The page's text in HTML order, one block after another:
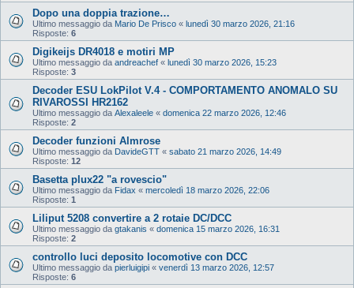
Dopo una doppia trazione…
Ultimo messaggio da Mario De Prisco « lunedì 30 marzo 2026, 21:16
Risposte: 6
Digikeijs DR4018 e motiri MP
Ultimo messaggio da andreachef « lunedì 30 marzo 2026, 15:23
Risposte: 3
Decoder ESU LokPilot V.4 - COMPORTAMENTO ANOMALO SU
RIVAROSSI HR2162
Ultimo messaggio da Alexaleele « domenica 22 marzo 2026, 12:46
Risposte: 2
Decoder funzioni Almrose
Ultimo messaggio da DavideGTT « sabato 21 marzo 2026, 14:49
Risposte: 12
Basetta plux22 "a rovescio"
Ultimo messaggio da Fidax « mercoledì 18 marzo 2026, 22:06
Risposte: 1
Liliput 5208 convertire a 2 rotaie DC/DCC
Ultimo messaggio da gtakanis « domenica 15 marzo 2026, 16:31
Risposte: 2
controllo luci deposito locomotive con DCC
Ultimo messaggio da pierluigipi « venerdì 13 marzo 2026, 12:57
Risposte: 6